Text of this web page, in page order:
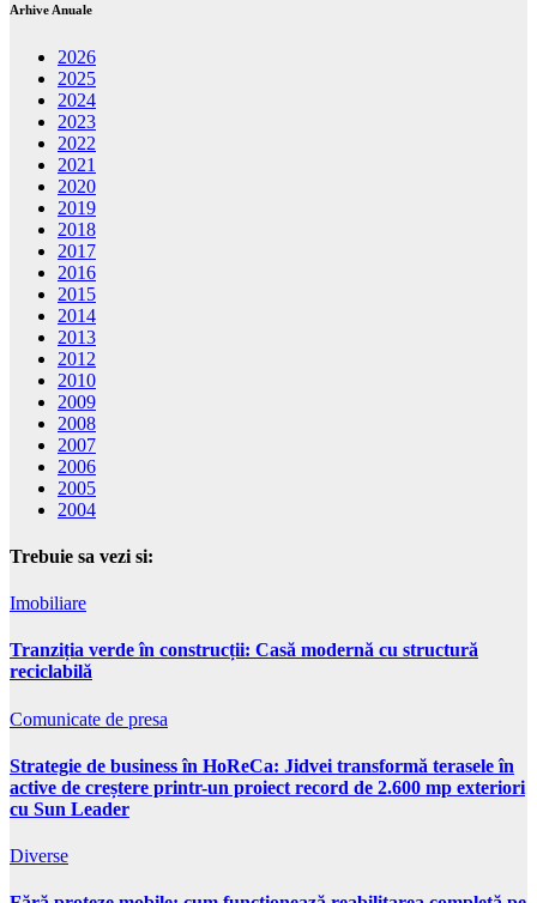
Arhive Anuale
2026
2025
2024
2023
2022
2021
2020
2019
2018
2017
2016
2015
2014
2013
2012
2010
2009
2008
2007
2006
2005
2004
Trebuie sa vezi si:
Imobiliare
Tranziția verde în construcții: Casă modernă cu structură
reciclabilă
Comunicate de presa
Strategie de business în HoReCa: Jidvei transformă terasele în
active de creștere printr-un proiect record de 2.600 mp exteriori
cu Sun Leader
Diverse